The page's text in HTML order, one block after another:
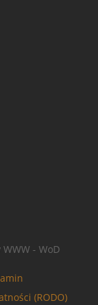
- WoD
(RODO)